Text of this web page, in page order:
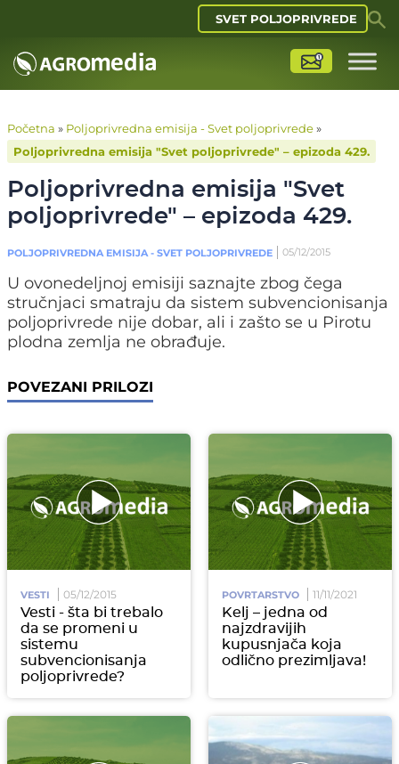
SVET POLJOPRIVREDE
Početna » Poljoprivredna emisija - Svet poljoprivrede»
Poljoprivredna emisija "Svet poljoprivrede" – epizoda 429.
Poljoprivredna emisija "Svet
poljoprivrede" – epizoda 429.
POLJOPRIVREDNA EMISIJA - SVET POLJOPRIVREDE 05/12/2015
U ovonedeljnoj emisiji saznajte zbog čega
stručnjaci smatraju da sistem subvencionisanja
poljoprivrede nije dobar, ali i zašto se u Pirotu
plodna zemlja ne obrađuje.
POVEZANI PRILOZI
VESTI 05/12/2015
Vesti - šta bi trebalo
da se promeni u
sistemu
subvencionisanja
poljoprivrede?
POVRTARSTVO 11/11/2021
Kelj – jedna od
najzdravijih
kupusnjača koja
odlično prezimljava!